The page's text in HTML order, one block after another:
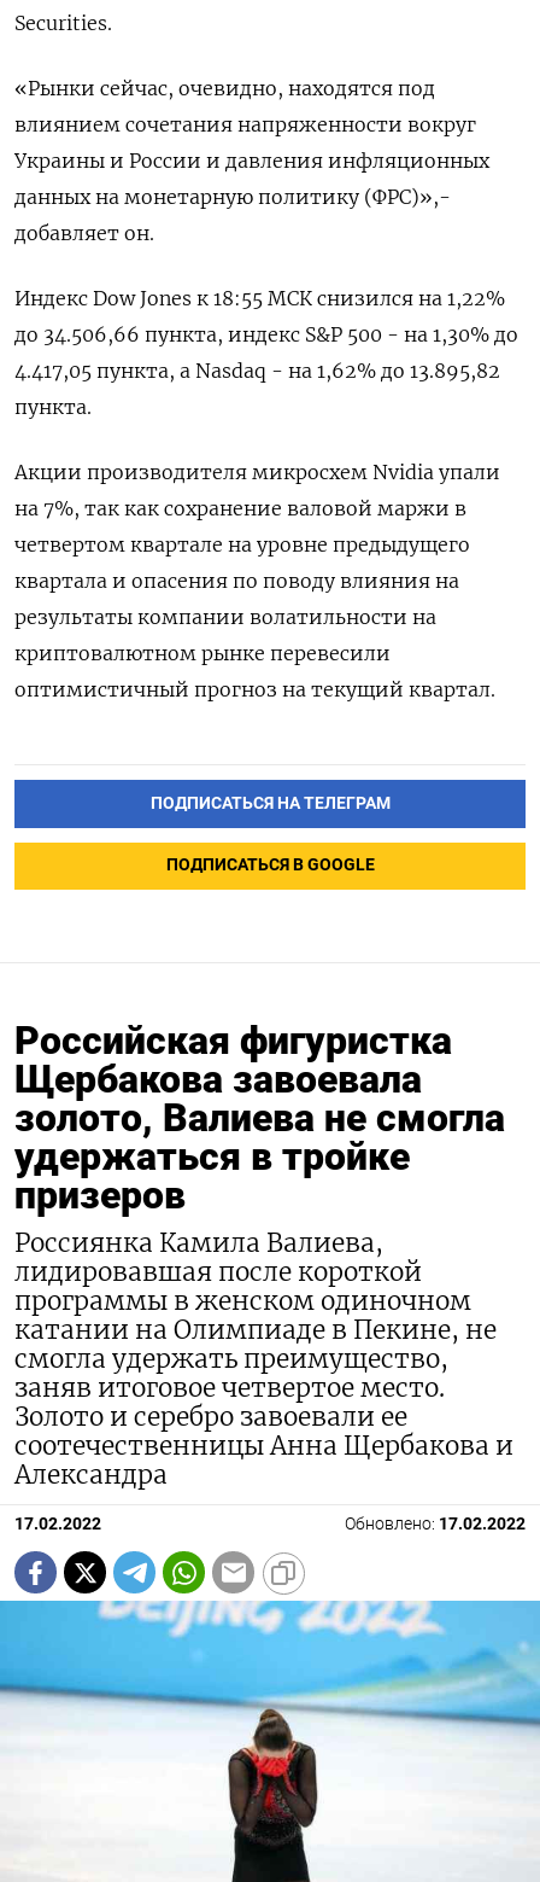
Securities.
«Рынки сейчас, очевидно, находятся под
влиянием сочетания напряженности вокруг
Украины и России и давления инфляционных
данных на монетарную политику (ФРС)»,-
добавляет он.
Индекс Dow Jones к 18:55 МСК снизился на 1,22%
до 34.506,66 пункта, индекс S&P 500 - на 1,30% до
4.417,05​ пункта, а Nasdaq - на 1,62% до 13.895,82
пункта.
Акции производителя микросхем Nvidia упали
на 7%, так как сохранение валовой маржи в
четвертом квартале на уровне предыдущего
квартала и опасения по поводу влияния на
результаты компании волатильности на
криптовалютном рынке перевесили
оптимистичный прогноз на текущий квартал.
ПОДПИСАТЬСЯ НА ТЕЛЕГРАМ
ПОДПИСАТЬСЯ В GOOGLE
Российская фигуристка
Щербакова завоевала
золото, Валиева не смогла
удержаться в тройке
призеров
Россиянка Камила Валиева,
лидировавшая после короткой
программы в женском одиночном
катании на Олимпиаде в Пекине, не
смогла удержать преимущество,
заняв итоговое четвертое место.
Золото и серебро завоевали ее
соотечественницы Анна Щербакова и
Александра
17.02.2022 Обновлено: 17.02.2022